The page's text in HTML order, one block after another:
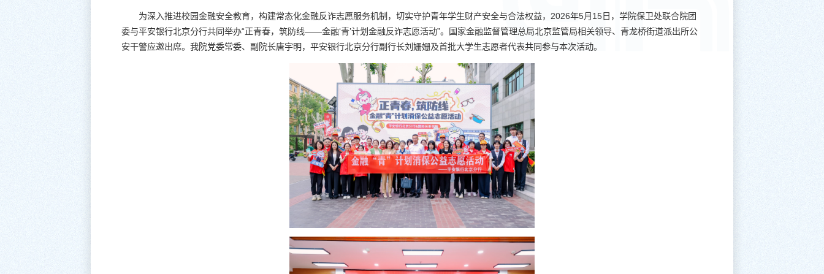
为深入推进校园金融安全教育，构建常态化金融反诈志愿服务机制，切实守护青年学生财产安全与合法权益，2026年5月15日，学院保卫处联合院团
委与平安银行北京分行共同举办“正青春，筑防线——金融‘青’计划金融反诈志愿活动”。国家金融监督管理总局北京监管局相关领导、青龙桥街道派出所公
安干警应邀出席。我院党委常委、副院长唐宇明，平安银行北京分行副行长刘姗姗及首批大学生志愿者代表共同参与本次活动。